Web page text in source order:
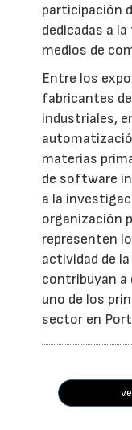
participación
dedicadas a
medios de
Entre los
fabricantes
industriales,
materias
de software
a la
organización
representen
actividad de
contribuyan a
uno de los
sector en